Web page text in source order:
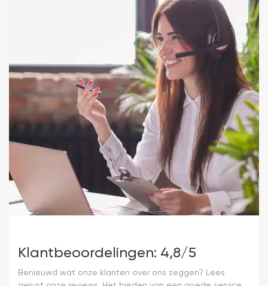
Klantbeoordelingen: 4,8/5
Benieuwd wat onze klanten over ons zeggen? Lees